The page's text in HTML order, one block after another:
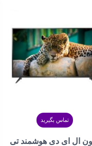
تماس بگیرید
ال ای دی هوشمند تی